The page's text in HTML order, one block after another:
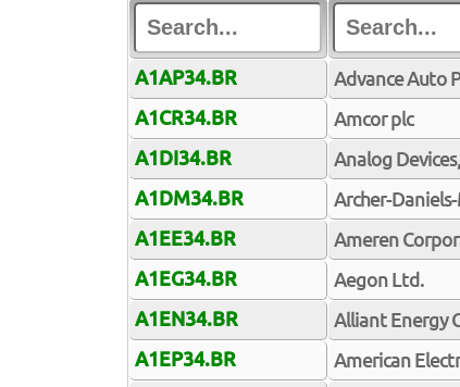
A1AP34.BR
Advance Auto
A1CR34.BR
Amcor plc
A1DI34.BR
Analog
A1DM34.BR
Archer-
A1EE34.BR
Ameren
A1EG34.BR
Aegon Ltd.
A1EN34.BR
Alliant Energy
A1EP34.BR
American